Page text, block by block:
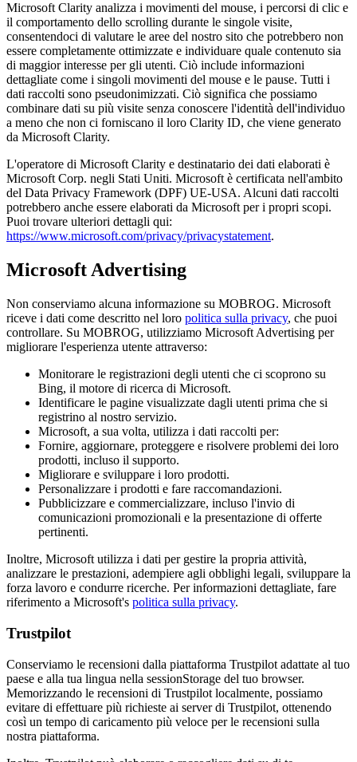
Microsoft Clarity analizza i movimenti del mouse, i percorsi di clic e
il comportamento dello scrolling durante le singole visite,
consentendoci di valutare le aree del nostro sito che potrebbero non
essere completamente ottimizzate e individuare quale contenuto sia
di maggior interesse per gli utenti. Ciò include informazioni
dettagliate come i singoli movimenti del mouse e le pause. Tutti i
dati raccolti sono pseudonimizzati. Ciò significa che possiamo
combinare dati su più visite senza conoscere l'identità dell'individuo
a meno che non ci forniscano il loro Clarity ID, che viene generato
da Microsoft Clarity.
L'operatore di Microsoft Clarity e destinatario dei dati elaborati è
Microsoft Corp. negli Stati Uniti. Microsoft è certificata nell'ambito
del Data Privacy Framework (DPF) UE-USA. Alcuni dati raccolti
potrebbero anche essere elaborati da Microsoft per i propri scopi.
Puoi trovare ulteriori dettagli qui:
https://www.microsoft.com/privacy/privacystatement.
Microsoft Advertising
Non conserviamo alcuna informazione su MOBROG. Microsoft
riceve i dati come descritto nel loro politica sulla privacy, che puoi
controllare. Su MOBROG, utilizziamo Microsoft Advertising per
migliorare l'esperienza utente attraverso:
Monitorare le registrazioni degli utenti che ci scoprono su
Bing, il motore di ricerca di Microsoft.
Identificare le pagine visualizzate dagli utenti prima che si
registrino al nostro servizio.
Microsoft, a sua volta, utilizza i dati raccolti per:
Fornire, aggiornare, proteggere e risolvere problemi dei loro
prodotti, incluso il supporto.
Migliorare e sviluppare i loro prodotti.
Personalizzare i prodotti e fare raccomandazioni.
Pubblicizzare e commercializzare, incluso l'invio di
comunicazioni promozionali e la presentazione di offerte
pertinenti.
Inoltre, Microsoft utilizza i dati per gestire la propria attività,
analizzare le prestazioni, adempiere agli obblighi legali, sviluppare la
forza lavoro e condurre ricerche. Per informazioni dettagliate, fare
riferimento a Microsoft's politica sulla privacy.
Trustpilot
Conserviamo le recensioni dalla piattaforma Trustpilot adattate al tuo
paese e alla tua lingua nella sessionStorage del tuo browser.
Memorizzando le recensioni di Trustpilot localmente, possiamo
evitare di effettuare più richieste ai server di Trustpilot, ottenendo
così un tempo di caricamento più veloce per le recensioni sulla
nostra piattaforma.